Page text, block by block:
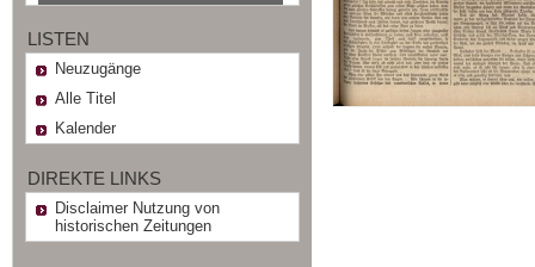
LISTEN
Neuzugänge
Alle Titel
Kalender
DIREKTE LINKS
Disclaimer Nutzung von
historischen Zeitungen